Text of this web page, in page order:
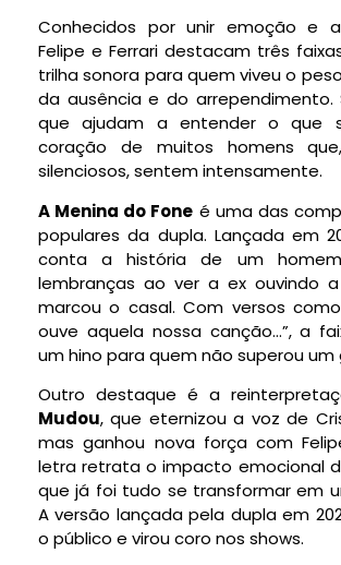
Conhecidos por unir emoção e
Felipe e Ferrari destacam três
trilha sonora para quem viveu o
da ausência e do arrependimento.
que ajudam a entender o que
coração de muitos homens
silenciosos, sentem intensamente.
A Menina do Fone é uma das
populares da dupla. Lançada em
conta a história de um
lembranças ao ver a ex ouvindo
marcou o casal. Com versos
ouve aquela nossa canção…”, a
um hino para quem não superou um
Outro destaque é a
Mudou, que eternizou a voz de
mas ganhou nova força com
letra retrata o impacto emocional
que já foi tudo se transformar em
A versão lançada pela dupla em
o público e virou coro nos shows.